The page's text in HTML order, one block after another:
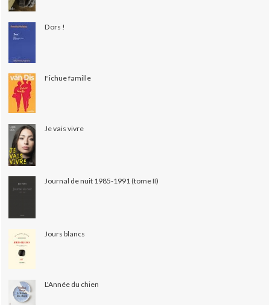
Dors !
Fichue famille
Je vais vivre
Journal de nuit 1985-1991 (tome II)
Jours blancs
L'Année du chien